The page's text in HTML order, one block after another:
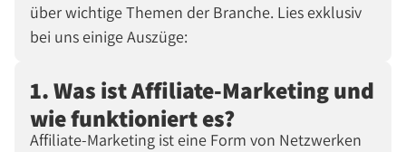
über wichtige Themen der Branche. Lies exklusiv
bei uns einige Auszüge:
1. Was ist Affiliate-Marketing und
wie funktioniert es?
Affiliate-Marketing ist eine Form von Netzwerken